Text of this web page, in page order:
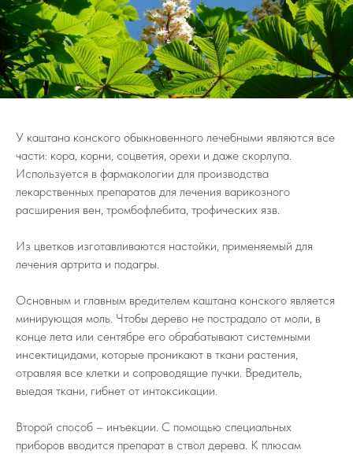
У каштана конского обыкновенного лечебными являются все
части: кора, корни, соцветия, орехи и даже скорлупа.
Используется в фармакологии для производства
лекарственных препаратов для лечения варикозного
расширения вен, тромбофлебита, трофических язв.
Из цветков изготавливаются настойки, применяемый для
лечения артрита и подагры.
Основным и главным вредителем каштана конского является
минирующая моль. Чтобы дерево не пострадало от моли, в
конце лета или сентябре его обрабатывают системными
инсектицидами, которые проникают в ткани растения,
отравляя все клетки и сопроводящие пучки. Вредитель,
выедая ткани, гибнет от интоксикации.
Второй способ – инъекции. С помощью специальных
приборов вводится препарат в ствол дерева. К плюсам